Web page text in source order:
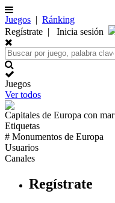
Juegos | Ránking
Regístrate | Inicia sesión
Juegos
Ver todos
Capitales de Europa con mar
Etiquetas
# Monumentos de Europa
Usuarios
Canales
Regístrate